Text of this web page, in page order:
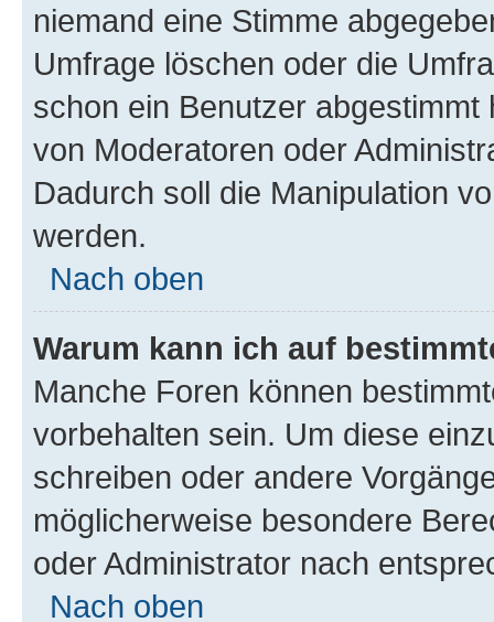
niemand eine Stimme
Umfrage löschen oder die
schon ein Benutzer
von Moderatoren oder
Dadurch soll die Manipulation
werden.
Nach oben
Warum kann ich auf
Manche Foren können
vorbehalten sein. Um diese
schreiben oder andere
möglicherweise besondere
oder Administrator nach
Nach oben